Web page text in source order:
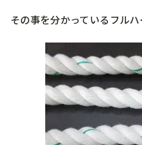
その事を分かっているフル